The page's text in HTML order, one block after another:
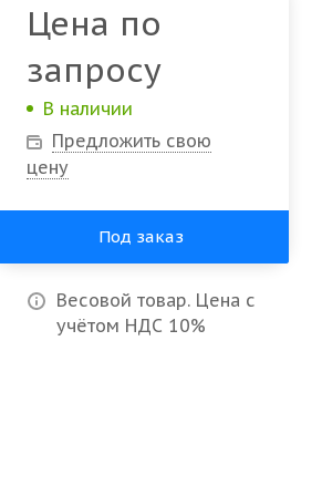
Цена по
запросу
В наличии
Предложить свою
цену
Под заказ
Весовой товар. Цена с
учётом НДС 10%